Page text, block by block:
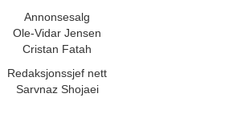
Annonsesalg
Ole-Vidar Jensen
Cristan Fatah
Redaksjonssjef nett
Sarvnaz Shojaei